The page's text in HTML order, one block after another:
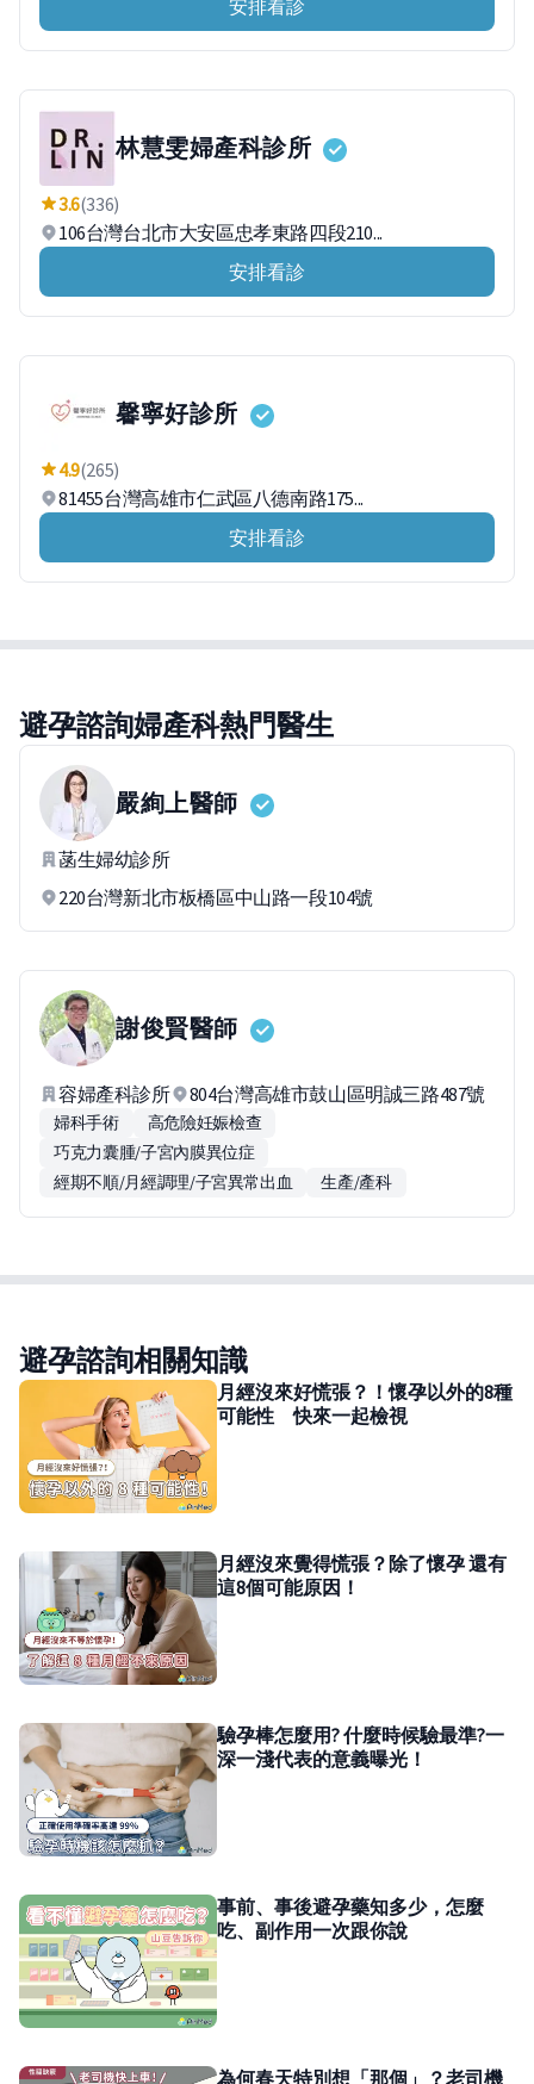
安排看診
林慧雯婦產科診所
3.6(336)
106台灣台北市大安區忠孝東路四段210...
安排看診
馨寧好診所
4.9(265)
81455台灣高雄市仁武區八德南路175...
安排看診
避孕諮詢婦產科熱門醫生
嚴絢上醫師
菡生婦幼診所
220台灣新北市板橋區中山路一段104號
謝俊賢醫師
容婦產科診所 804台灣高雄市鼓山區明誠三路487號
婦科手術
高危險妊娠檢查
巧克力囊腫/子宮內膜異位症
經期不順/月經調理/子宮異常出血
生產/產科
避孕諮詢相關知識
月經沒來好慌張？！懷孕以外的8種
可能性 快來一起檢視
月經沒來覺得慌張？除了懷孕 還有
這8個可能原因！
驗孕棒怎麼用? 什麼時候驗最準?一
深一淺代表的意義曝光！
事前、事後避孕藥知多少，怎麼
吃、副作用一次跟你說
為何春天特別想「那個」？老司機